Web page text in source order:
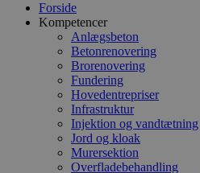
Forside
Kompetencer
Anlægsbeton
Betonrenovering
Brorenovering
Fundering
Hovedentrepriser
Infrastruktur
Injektion og vandtætning
Jord og kloak
Murersektion
Overfladebehandling